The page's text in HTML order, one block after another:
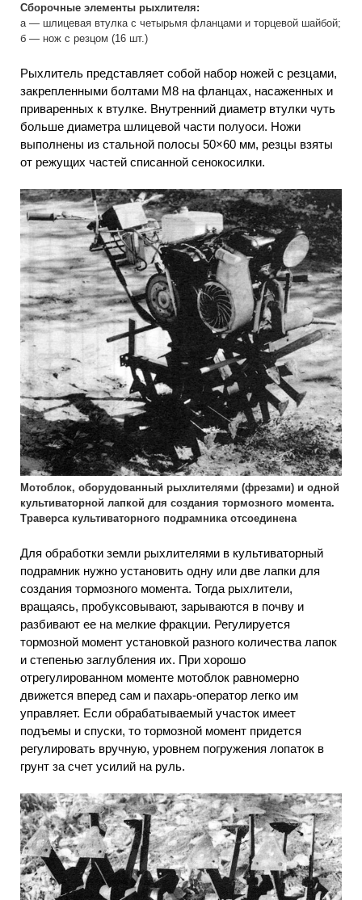
Сборочные элементы рыхлителя:
а — шлицевая втулка с четырьмя фланцами и торцевой шайбой;
б — нож с резцом (16 шт.)
Рыхлитель представляет собой набор ножей с резцами,
закрепленными болтами М8 на фланцах, насаженных и
приваренных к втулке. Внутренний диаметр втулки чуть
больше диаметра шлицевой части полуоси. Ножи
выполнены из стальной полосы 50×60 мм, резцы взяты
от режущих частей списанной сенокосилки.
Мотоблок, оборудованный рыхлителями (фрезами) и одной
культиваторной лапкой для создания тормозного момента.
Траверса культиваторного подрамника отсоединена
Для обработки земли рыхлителями в культиваторный
подрамник нужно установить одну или две лапки для
создания тормозного момента. Тогда рыхлители,
вращаясь, пробуксовывают, зарываются в почву и
разбивают ее на мелкие фракции. Регулируется
тормозной момент установкой разного количества лапок
и степенью заглубления их. При хорошо
отрегулированном моменте мотоблок равномерно
движется вперед сам и пахарь-оператор легко им
управляет. Если обрабатываемый участок имеет
подъемы и спуски, то тормозной момент придется
регулировать вручную, уровнем погружения лопаток в
грунт за счет усилий на руль.